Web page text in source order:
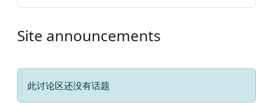
Site announcements
此讨论区还没有话题